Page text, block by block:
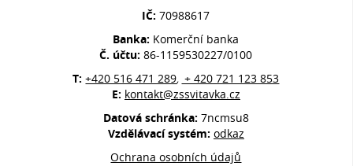
IČ:70988617
Banka: Komerční banka
Č. účtu:86-1159530227/0100
T:+420 516 471 289, + 420 721 123 853
E: kontakt@zssvitavka.cz
Datová schránka: 7ncmsu8
Vzdělávací systém: odkaz
Ochrana osobních údajů